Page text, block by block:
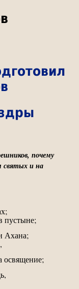
почему
святых и на
пустыне;
Ахана;